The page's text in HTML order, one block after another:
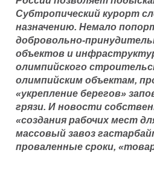
Субтропический курорт
назначению. Немало
добровольно-
объектов и
олимпийского
олимпийским объектам,
«укрепление берегов»
грязи. И новости
«создания рабочих мест
массовый завоз
проваленные сроки,